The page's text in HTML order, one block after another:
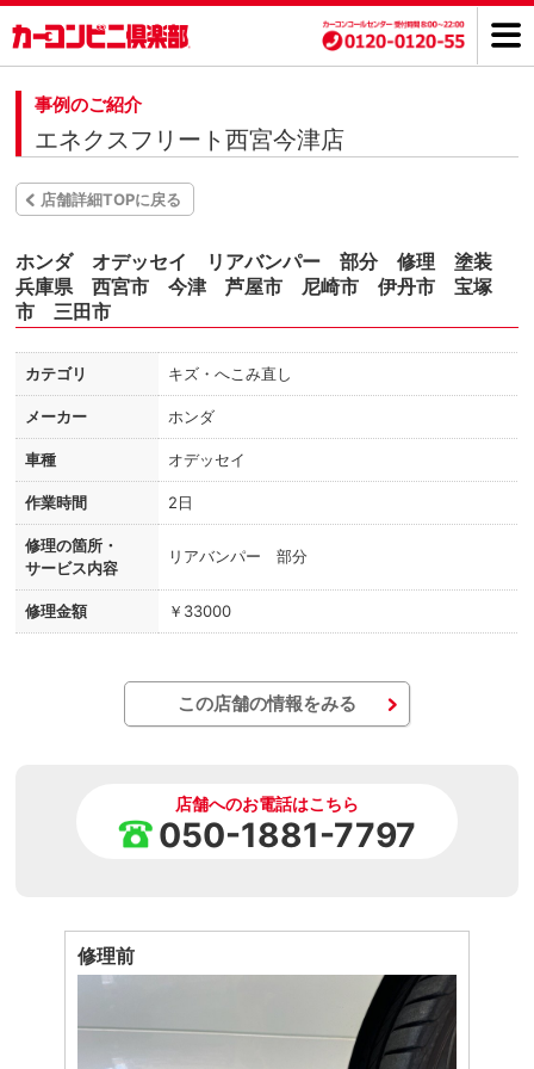
事例のご紹介
エネクスフリート西宮今津店
店舗詳細TOPに戻る
ホンダ オデッセイ リアバンパー 部分 修理 塗装
兵庫県 西宮市 今津 芦屋市 尼崎市 伊丹市 宝塚
市 三田市
カテゴリ キズ・へこみ直し
メーカー ホンダ
車種 オデッセイ
作業時間 2日
修理の箇所・
サービス内容
リアバンパー 部分
修理金額 ￥33000
この店舗の情報をみる
店舗へのお電話はこちら
050-1881-7797
修理前